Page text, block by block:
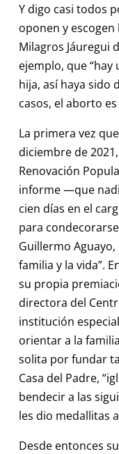
Y digo casi todos
oponen y
Milagros Jáuregui
ejemplo, que
hija, así haya sido
casos, el aborto
La primera vez
diciembre de
Renovación
informe —que
cien días en el
para
Guillermo
familia y la vida”.
su propia
directora del
institución
orientar a la
solita por fundar
Casa del Padre,
bendecir a las
les dio medallitas
Desde entonces